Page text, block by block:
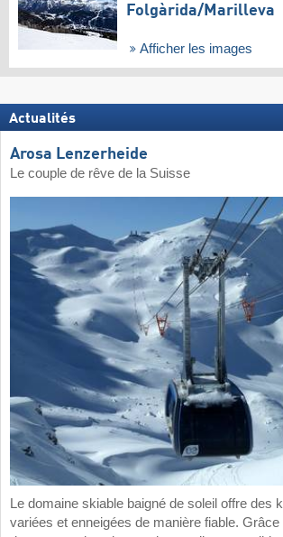
Folgàrida/​Marilleva
Afficher les images
Actualités
Arosa Lenzerheide
Le couple de rêve de la Suisse
Le domaine skiable baigné de soleil offre des
variées et enneigées de manière fiable.